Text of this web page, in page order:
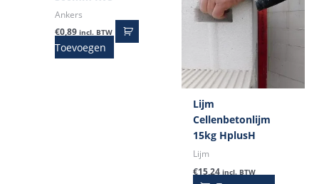
Ankers
€0,89 incl. BTW
Toevoegen
Lijm
Cellenbetonlijm
15kg HplusH
Lijm
€15,24 incl. BTW